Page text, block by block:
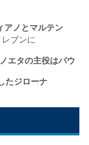
アノとマルテン
ブンに
エタの主役はパウ
たジローナ